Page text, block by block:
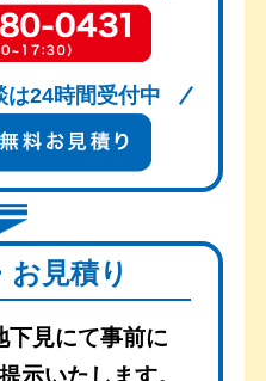
は24時間受付中
お見積り
下見にて事前に
示いたします。